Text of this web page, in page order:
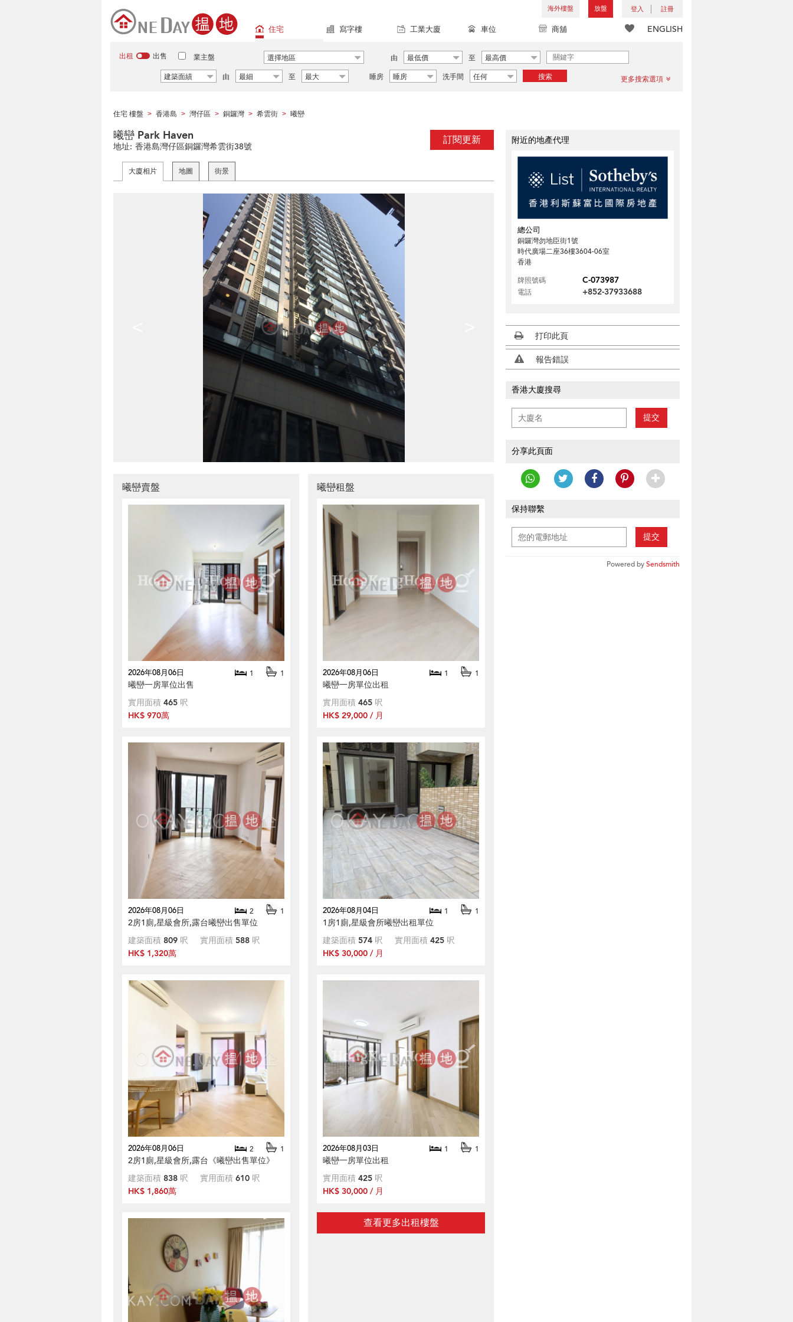
海外樓盤 放盤 登入 註冊
ENGLISH
住宅 寫字樓 工業大廈 車位 商舖
出租 出售 業主盤 選擇地區 由 最低價 至
最高價
建築面績
由 最細 至 最大 睡房 睡房 洗手間 任何 搜索 更多搜索選項
住宅 樓盤 > 香港島 > 灣仔區 > 銅鑼灣 > 希雲街 > 曦巒
訂閱更新
曦巒 Park Haven
地址: 香港島灣仔區銅鑼灣希雲街38號
大廈相片 地圖 街景
曦巒賣盤
2026年08月06日 1 1
曦巒一房單位出售
實用面積 465 呎
HK$ 970萬
2026年08月06日 2 1
2房1廁,星級會所,露台曦巒出售單位
建築面積 809 呎 實用面積 588 呎
HK$ 1,320萬
2026年08月06日 2 1
2房1廁,星級會所,露台《曦巒出售單位》
建築面積 838 呎 實用面積 610 呎
HK$ 1,860萬
曦巒租盤
2026年08月06日 1 1
曦巒一房單位出租
實用面積 465 呎
HK$ 29,000 / 月
2026年08月04日 1 1
1房1廁,星級會所曦巒出租單位
建築面積 574 呎 實用面積 425 呎
HK$ 30,000 / 月
2026年08月03日 1 1
曦巒一房單位出租
實用面積 425 呎
HK$ 30,000 / 月
查看更多出租樓盤
附近的地產代理
總公司
銅鑼灣勿地臣街1號
時代廣場二座36樓3604-06室
香港
牌照號碼
C-073987
電話 +852-37933688
打印此頁
報告錯誤
香港大廈搜尋
提交
分享此頁面
保持聯繫
提交
Powered bySendsmith